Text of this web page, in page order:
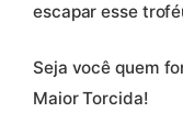
escapar esse
Seja você quem
Maior Torcida!